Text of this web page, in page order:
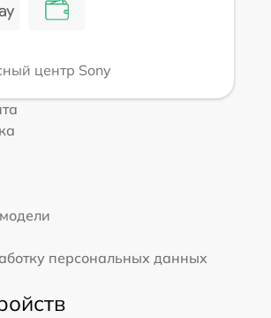
центр Sony
персональных данных